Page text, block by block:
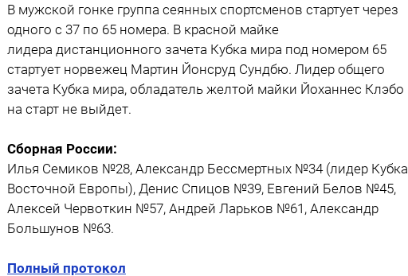
В мужской гонке группа сеянных спортсменов стартует через
одного с 37 по 65 номера. В красной майке
лидера дистанционного зачета Кубка мира под номером 65
стартует норвежец Мартин Йонсруд Сундбю. Лидер общего
зачета Кубка мира, обладатель желтой майки Йоханнес Клэбо
на старт не выйдет.
Сборная России:
Илья Семиков №28, Александр Бессмертных №34 (лидер Кубка
Восточной Европы), Денис Спицов №39, Евгений Белов №45,
Алексей Червоткин №57, Андрей Ларьков №61, Александр
Большунов №63.
Полный протокол